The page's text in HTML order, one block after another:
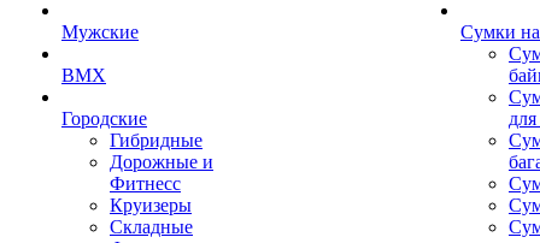
Мужские
BMX
Городские
Гибридные
Дорожные и
Фитнесс
Круизеры
Складные
Сумки